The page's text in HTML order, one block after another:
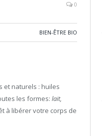
0
BIEN-ÊTRE BIO
et naturels : huiles
les formes: lait,
à libérer votre corps de